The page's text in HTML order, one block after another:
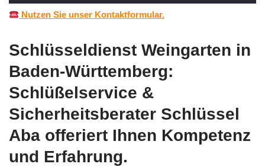
Nutzen Sie unser Kontaktformular.
Schlüsseldienst Weingarten in
Baden-Württemberg:
Schlüßelservice &
Sicherheitsberater Schlüssel
Aba offeriert Ihnen Kompetenz
und Erfahrung.